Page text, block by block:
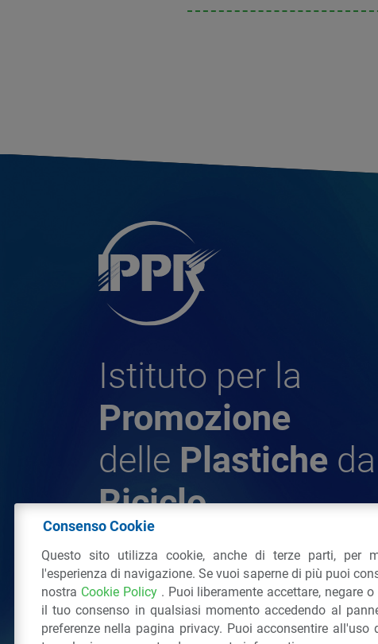
Istituto per la
Promozione
delle Plastiche da
Riciclo
© 2026 - IPPR Istituto per la Promozione
da Riciclo
C.F. 97381090154
Via San Vittore 3620123 Milano(MI) Tel.:
Consenso Cookie
Questo sito utilizza cookie, anche di terze parti, per
l'esperienza di navigazione. Se vuoi saperne di più puoi
nostra Cookie Policy . Puoi liberamente accettare, negare o
il tuo consenso in qualsiasi momento accedendo al
preferenze nella pagina privacy. Puoi acconsentire all'uso